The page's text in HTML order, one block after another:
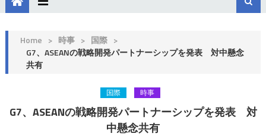
Home > 時事 > 国際 >
G7、ASEANの戦略開発パートナーシップを発表 対中懸念
共有
国際 時事
G7、ASEANの戦略開発パートナーシップを発表 対
中懸念共有